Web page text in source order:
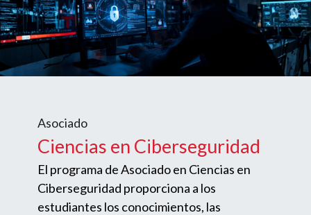
Asociado
Ciencias en Ciberseguridad
El programa de Asociado en Ciencias en
Ciberseguridad proporciona a los
estudiantes los conocimientos, las